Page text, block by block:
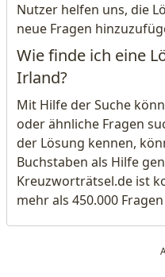
Nutzer helfen uns, die
neue Fragen
Wie finde ich eine
Irland?
Mit Hilfe der Suche
oder ähnliche Fragen
der Lösung kennen,
Buchstaben als Hilfe
Kreuzworträtsel.de ist
mehr als 450.000